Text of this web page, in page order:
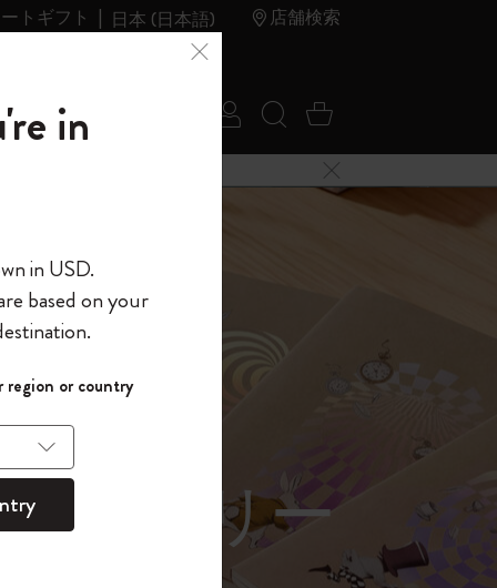
トギフト 日本 (日本語) 店舗検索
ール
ログイン
パスワードを表示
保存する
検索 (キーワード
カート 0 アイ
メニューを閉じる
サングラス）
示1
ようこそ
、コード
力すると、初
無料になり
レット品は
in
in USD.
based on your
or country